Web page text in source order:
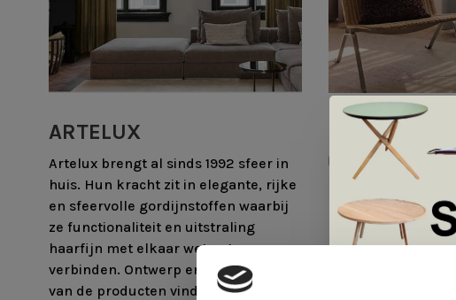
ARTELUX
Artelux brengt al sinds 1992 sfeer in
huis. Hun kracht zit in elegante, rijke
en sfeervolle gordijnstoffen waarbij
ze functionaliteit en uitstraling
haarfijn met elkaar weten te
verbinden. Ontwerp en ontwikkeling
van de producten vindt plaats op
KVADRAT